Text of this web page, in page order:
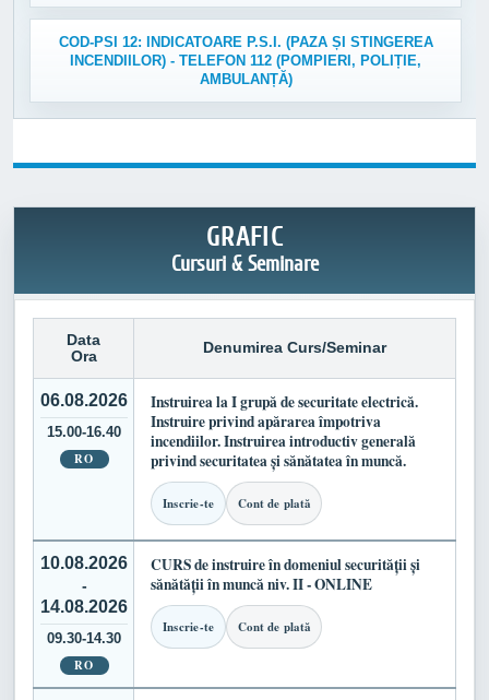
COD-PSI 12: INDICATOARE P.S.I. (PAZA ȘI STINGEREA
INCENDIILOR) - TELEFON 112 (POMPIERI, POLIȚIE,
AMBULANȚĂ)
GRAFIC
Cursuri & Seminare
Data
Ora
Denumirea Curs/Seminar
06.08.2026
15.00-16.40
RO
Instruirea la I grupă de securitate electrică.
Instruire privind apărarea împotriva
incendiilor. Instruirea introductiv generală
privind securitatea și sănătatea în muncă.
Inscrie-te Cont de plată
10.08.2026
-
14.08.2026
09.30-14.30
RO
CURS de instruire în domeniul securității și
sănătății în muncă niv. II - ONLINE
Inscrie-te Cont de plată